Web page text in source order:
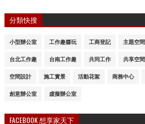
分類快搜
小型辦公室 工作趣醬玩 工商登記 主題空間
台北工作趣 台南工作趣 共同工作 共享空間
空間設計 施工實景 活動花絮 商務中心
創意辦公室 虛擬辦公室
FACEBOOK 想享家天下